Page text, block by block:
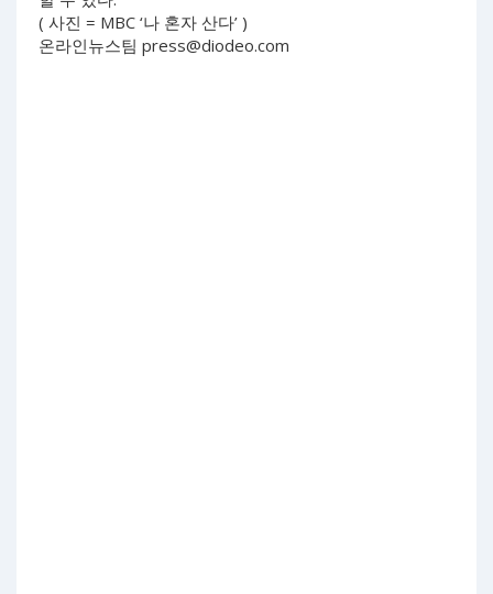
( 사진 = MBC ‘나 혼자 산다’ )
온라인뉴스팀 press@diodeo.com